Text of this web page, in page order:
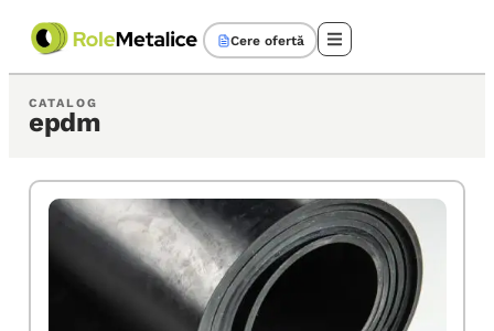
Cere ofertă
CATALOG
epdm